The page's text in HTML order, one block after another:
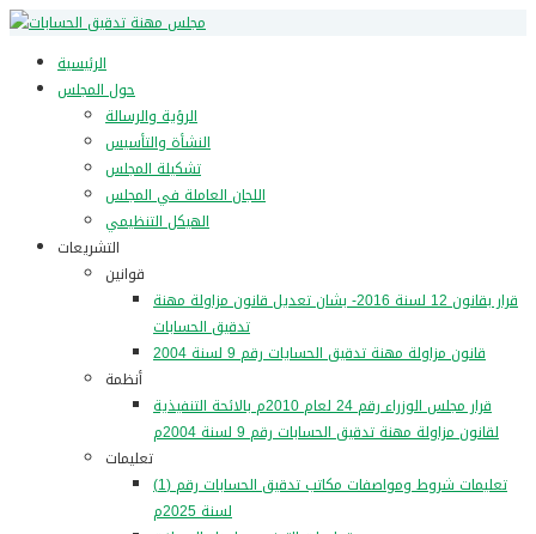
الرئيسية
حول المجلس
الرؤية والرسالة
النشأة والتأسيس
تشكيلة المجلس
اللجان العاملة في المجلس
الهيكل التنظيمي
التشريعات
قوانين
قرار بقانون 12 لسنة 2016- بشان تعديل قانون مزاولة مهنة
تدقيق الحسابات
قانون مزاولة مهنة تدقيق الحسايات رقم 9 لسنة 2004
أنظمة
قرار مجلس الوزراء رقم 24 لعام 2010م بالائحة التنفيذية
لقانون مزاولة مهنة تدقيق الحسابات رقم 9 لسنة 2004م
تعليمات
تعليمات شروط ومواصفات مكاتب تدقيق الحسابات رقم (1)
لسنة 2025م